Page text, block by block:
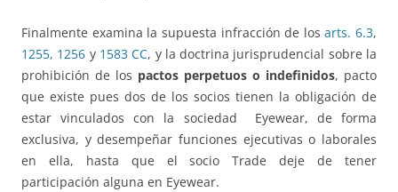
Finalmente examina la supuesta infracción de losarts. 6.3,
1255, 1256 y 1583 CC, y la doctrina jurisprudencial sobre la
prohibición de los pactos perpetuos o indefinidos, pacto
que existe pues dos de los socios tienen la obligación de
estar vinculados con la sociedad Eyewear, de forma
exclusiva, y desempeñar funciones ejecutivas o laborales
en ella, hasta que el socio Trade deje de tener
participación alguna en Eyewear.